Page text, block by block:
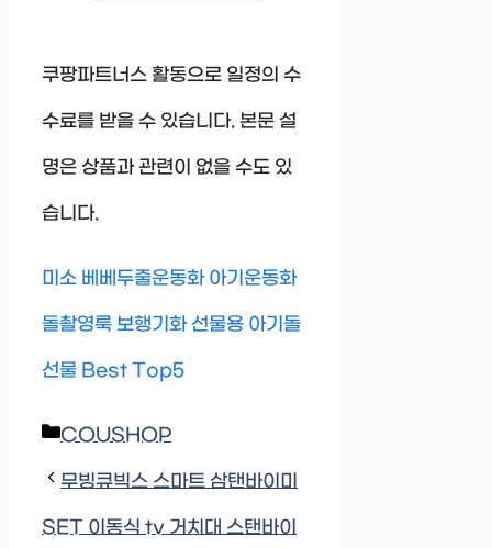
쿠팡파트너스 활동으로 일정의 수
수료를 받을 수 있습니다. 본문 설
명은 상품과 관련이 없을 수도 있
습니다.
미소 베베두줄운동화 아기운동화
돌촬영룩 보행기화 선물용 아기돌
선물 Best Top5
Categories
COUSHOP
무빙큐빅스 스마트 삼탠바이미
SET 이동식 tv 거치대 스탠바이